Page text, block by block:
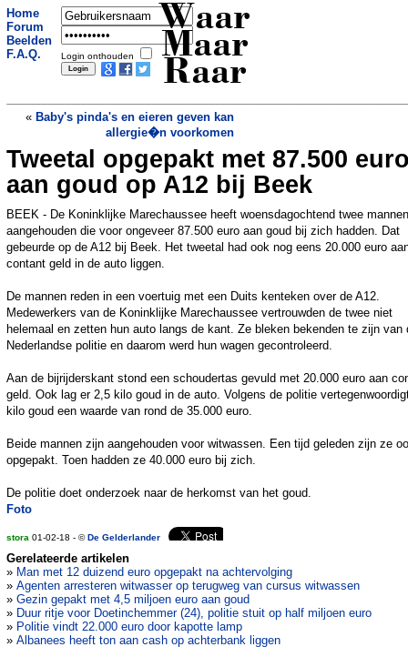
Home
Forum
Beelden
F.A.Q.
Login onthouden
Waar
Maar
Raar
« Baby's pinda's en eieren geven kan
allergie�n voorkomen
Luister hoe orka menselijke spraak
imiteert »
Tweetal opgepakt met 87.500
aan goud op A12 bij Beek
BEEK - De Koninklijke Marechaussee heeft woensdagochtend twee mannen
aangehouden die voor ongeveer 87.500 euro aan goud bij zich hadden. Dat
gebeurde op de A12 bij Beek. Het tweetal had ook nog eens 20.000 euro
contant geld in de auto liggen.
De mannen reden in een voertuig met een Duits kenteken over de A12.
Medewerkers van de Koninklijke Marechaussee vertrouwden de twee niet
helemaal en zetten hun auto langs de kant. Ze bleken bekenden te zijn van
Nederlandse politie en daarom werd hun wagen gecontroleerd.
Aan de bijrijderskant stond een schoudertas gevuld met 20.000 euro aan
geld. Ook lag er 2,5 kilo goud in de auto. Volgens de politie
kilo goud een waarde van rond de 35.000 euro.
Beide mannen zijn aangehouden voor witwassen. Een tijd geleden zijn ze
opgepakt. Toen hadden ze 40.000 euro bij zich.
De politie doet onderzoek naar de herkomst van het goud.
Foto
stora 01-02-18 - ©De Gelderlander
Gerelateerde artikelen
» Man met 12 duizend euro opgepakt na achtervolging
» Agenten arresteren witwasser op terugweg van cursus witwassen
» Gezin gepakt met 4,5 miljoen euro aan goud
» Duur ritje voor Doetinchemmer (24), politie stuit op half miljoen euro
» Politie vindt 22.000 euro door kapotte lamp
» Albanees heeft ton aan cash op achterbank liggen